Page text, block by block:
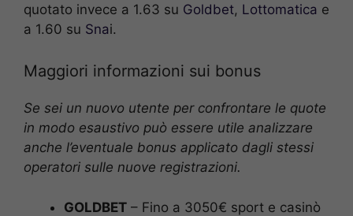
quotato invece a 1.63 su Goldbet, Lottomatica e
a 1.60 su Snai.
Maggiori informazioni sui bonus
Se sei un nuovo utente per confrontare le quote
in modo esaustivo può essere utile analizzare
anche l’eventuale bonus applicato dagli stessi
operatori sulle nuove registrazioni.
GOLDBET – Fino a 3050€ sport e casinò